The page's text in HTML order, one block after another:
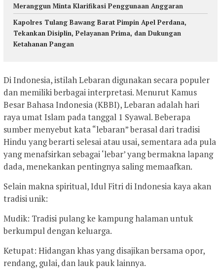
Meranggun Minta Klarifikasi Penggunaan Anggaran
Kapolres Tulang Bawang Barat Pimpin Apel Perdana,
Tekankan Disiplin, Pelayanan Prima, dan Dukungan
Ketahanan Pangan
Di Indonesia, istilah Lebaran digunakan secara populer
dan memiliki berbagai interpretasi. Menurut Kamus
Besar Bahasa Indonesia (KBBI), Lebaran adalah hari
raya umat Islam pada tanggal 1 Syawal. Beberapa
sumber menyebut kata “lebaran” berasal dari tradisi
Hindu yang berarti selesai atau usai, sementara ada pula
yang menafsirkan sebagai ‘lebar’ yang bermakna lapang
dada, menekankan pentingnya saling memaafkan.
Selain makna spiritual, Idul Fitri di Indonesia kaya akan
tradisi unik:
Mudik: Tradisi pulang ke kampung halaman untuk
berkumpul dengan keluarga.
Ketupat: Hidangan khas yang disajikan bersama opor,
rendang, gulai, dan lauk pauk lainnya.